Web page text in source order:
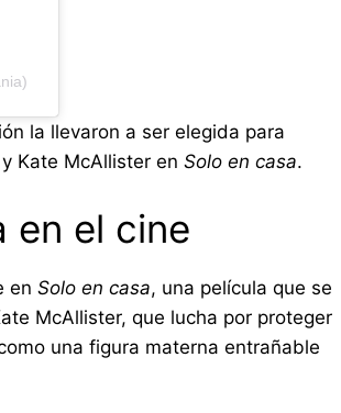
la llevaron a ser elegida para
y Kate McAllister en Solo en casa.
en el cine
en Solo en casa, una película que se
McAllister, que lucha por proteger
una figura materna entrañable